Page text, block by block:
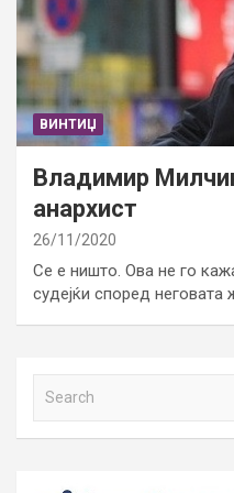
ВИНТИЏ
Владимир
анархист
26/11/2020
Се е ништо. Ова не го
судејќи според неговата